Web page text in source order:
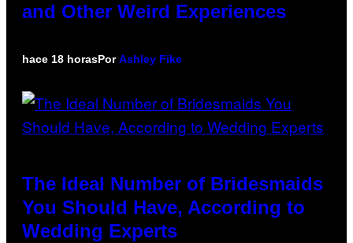
and Other Weird Experiences
hace 18 horasPorAshley Fike
The Ideal Number of Bridesmaids
You Should Have, According to
Wedding Experts